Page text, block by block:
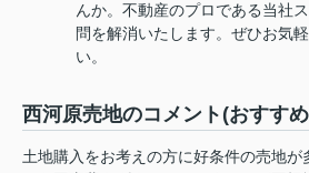
んか。不動産のプロである当社
問を解消いたします。ぜひお気
い。
西河原売地のコメント(おすす
土地購入をお考えの方に好条件の売地が